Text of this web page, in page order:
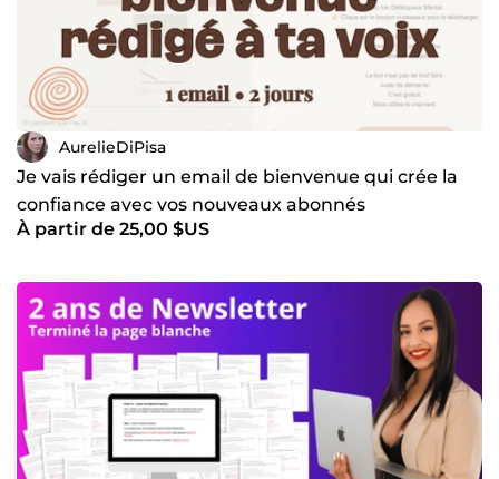
AurelieDiPisa
Je vais rédiger un email de bienvenue qui crée la
confiance avec vos nouveaux abonnés
À partir de 25,00 $US